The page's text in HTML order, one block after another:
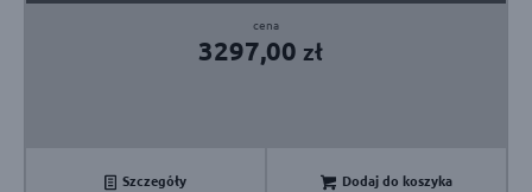
3297,00 zł
Dodaj do koszyka
Szczegóły